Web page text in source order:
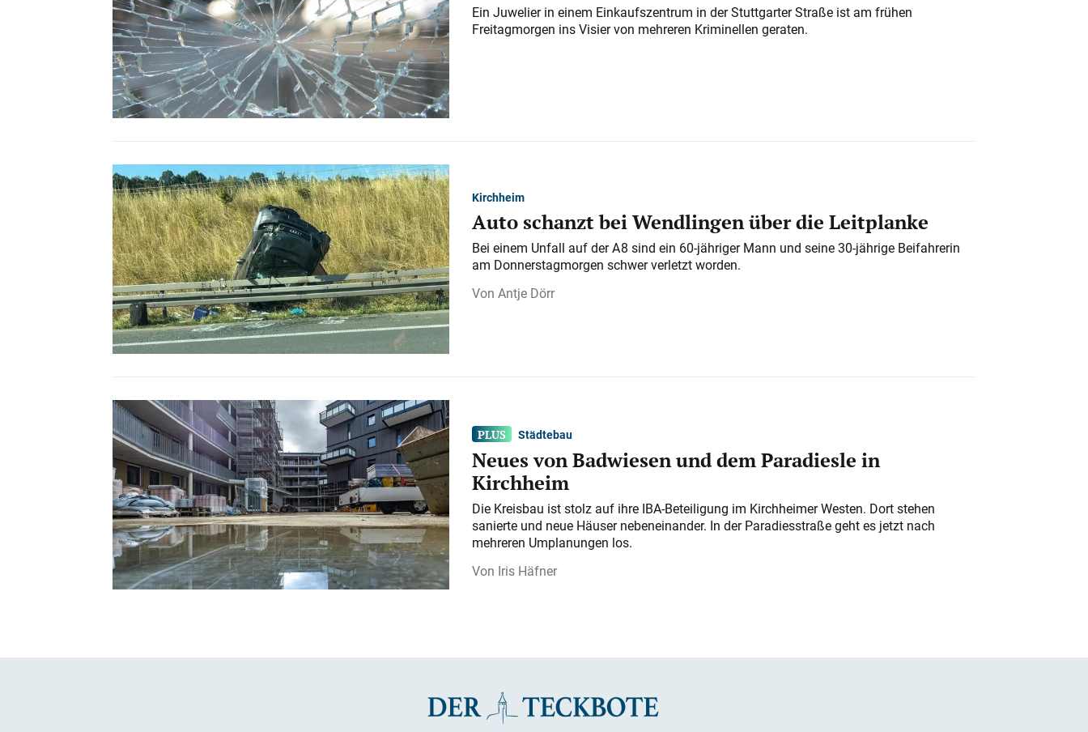
Ein Juwelier in einem Einkaufszentrum in der Stuttgarter Straße ist am frühen
Freitagmorgen ins Visier von mehreren Kriminellen geraten.
Kirchheim
Auto schanzt bei Wendlingen über die Leitplanke
Bei einem Unfall auf der A 8 sind ein 60-jähriger Mann und seine 30-jährige Beifahrerin
am Donnerstagmorgen schwer verletzt worden.
Antje Dörr
Städtebau
Neues von Badwiesen und dem Paradiesle in
Kirchheim
Die Kreisbau ist stolz auf ihre IBA-Beteiligung im Kirchheimer Westen. Dort stehen
sanierte und neue Häuser nebeneinander. In der Paradiesstraße geht es jetzt nach
mehreren Umplanungen los.
Iris Häfner